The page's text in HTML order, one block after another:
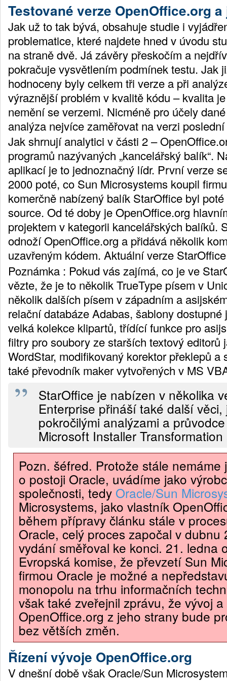
Testované verze OpenOffice.org
Jak už to tak bývá, obsahuje studie i
problematice, které najdete hned v úvodu
na straně dvě. Já závěry přeskočím a
pokračuje vysvětlením podmínek testu. Jak
hodnoceny byly celkem tři verze a při
výraznější problém v kvalitě kódu – kvalita
nemění se verzemi. Nicméně pro účely
analýza nejvíce zaměřovat na verzi
Jak shrnují analytici v části 2 –
programů nazývaných „kancelářský balík“.
aplikací je to jednoznačný lídr. První verze
2000 poté, co Sun Microsystems koupil
komerčně nabízený balík StarOffice byl
source. Od té doby je OpenOffice.org
projektem v kategorii kancelářských balíků.
odnoží OpenOffice.org a přidává několik
uzavřeným kódem. Aktuální verze
Poznámka : Pokud vás zajímá, co je ve
vězte, že je to několik TrueType písem v
několik dalších písem v západním a
relační databáze Adabas, šablony dostupné
velká kolekce klipartů, třídící funkce pro
filtry pro soubory ze starších textový editorů
WordStar, modifikovaný korektor překlepů a
také převodník maker vytvořených v MS
StarOffice je nabízen v několika
Enterprise přináší také další
pokročilými analýzami a
Microsoft Installer
Pozn. šéfred. Protože stále nemáme
o postoji Oracle, uvádíme jako
společnosti, tedy Oracle/Sun
Microsystems, jako vlastník
během přípravy článku stále v
Oracle, celý proces započal v dubnu
vydání směřoval ke konci. 21. ledna
Evropská komise, že převzetí Sun
firmou Oracle je možné a
monopolu na trhu informačních
však také zveřejnil zprávu, že vývoj
OpenOffice.org z jeho strany bude
bez větších změn.
Řízení vývoje OpenOffice.org
V dnešní době však Oracle/Sun